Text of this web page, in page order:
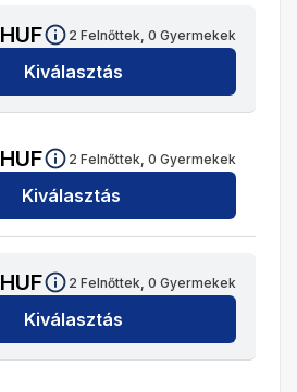
HUF 2 Felnőttek, 0 Gyermekek
Kiválasztás
HUF 2 Felnőttek, 0 Gyermekek
Kiválasztás
HUF 2 Felnőttek, 0 Gyermekek
Kiválasztás